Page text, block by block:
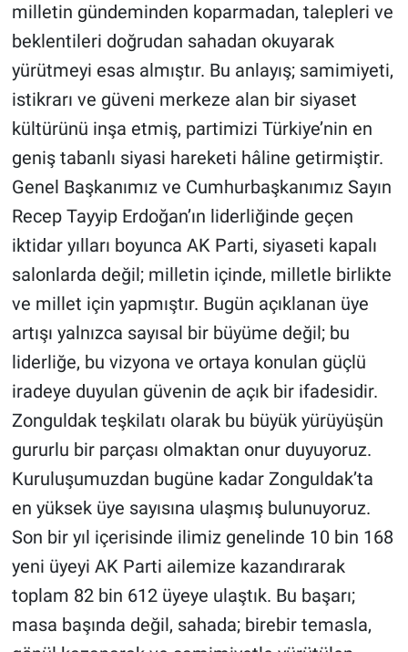
milletin gündeminden koparmadan, talepleri ve
beklentileri doğrudan sahadan okuyarak
yürütmeyi esas almıştır. Bu anlayış; samimiyeti,
istikrarı ve güveni merkeze alan bir siyaset
kültürünü inşa etmiş, partimizi Türkiye’nin en
geniş tabanlı siyasi hareketi hâline getirmiştir.
Genel Başkanımız ve Cumhurbaşkanımız Sayın
Recep Tayyip Erdoğan’ın liderliğinde geçen
iktidar yılları boyunca AK Parti, siyaseti kapalı
salonlarda değil; milletin içinde, milletle birlikte
ve millet için yapmıştır. Bugün açıklanan üye
artışı yalnızca sayısal bir büyüme değil; bu
liderliğe, bu vizyona ve ortaya konulan güçlü
iradeye duyulan güvenin de açık bir ifadesidir.
Zonguldak teşkilatı olarak bu büyük yürüyüşün
gururlu bir parçası olmaktan onur duyuyoruz.
Kuruluşumuzdan bugüne kadar Zonguldak’ta
en yüksek üye sayısına ulaşmış bulunuyoruz.
Son bir yıl içerisinde ilimiz genelinde 10 bin 168
yeni üyeyi AK Parti ailemize kazandırarak
toplam 82 bin 612 üyeye ulaştık. Bu başarı;
masa başında değil, sahada; birebir temasla,